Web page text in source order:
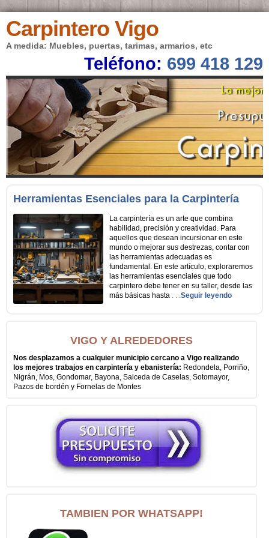
Carpintero Vigo
A medida: Muebles, puertas, tarimas, armarios, etc
Teléfono: 699 418 129
Herramientas Esenciales para la Carpintería
La carpintería es un arte que combina
habilidad, precisión y creatividad. Para
aquellos que desean incursionar en este
mundo o mejorar sus destrezas, contar con
las herramientas adecuadas es
fundamental. En este artículo, exploraremos
las herramientas esenciales que todo
carpintero debe tener en su taller, desde las
más básicas hasta . . .Seguir leyendo
VIGO Y ALREDEDORES
Nos desplazamos a cualquier municipio cercano a Vigo realizando
los mejores trabajos en carpintería y ebanistería: Redondela, Porriño,
Nigrán, Mos, Gondomar, Bayona, Salceda de Caselas, Sotomayor,
Pazos de bordén y Fornelas de Montes
TAMBIEN POR WHATSAPP!